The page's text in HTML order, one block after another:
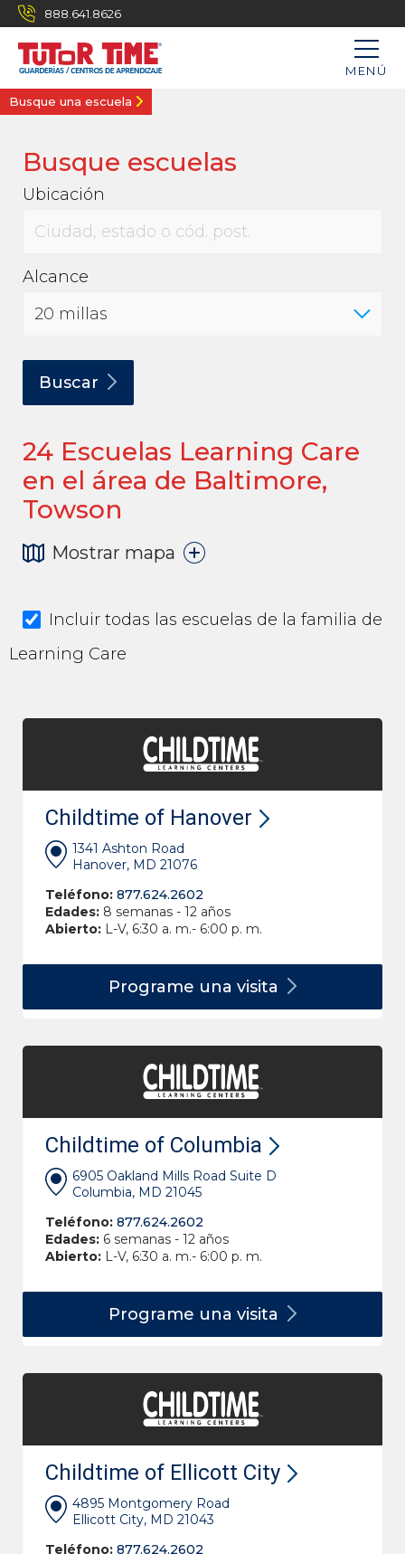
888.641.8626
MENÚ
Busque una escuela
Busque escuelas
Ubicación
Alcance
Buscar
24 Escuelas Learning Care
en el área de Baltimore,
Towson
Mostrar mapa
Incluir todas las escuelas de la familia de
Learning Care
Childtime of Hanover
1341 Ashton Road
Hanover, MD 21076
Teléfono: 877.624.2602
Edades: 8 semanas - 12 años
Abierto: L-V, 6:30 a. m.- 6:00 p. m.
Programe una visita
Childtime of Columbia
6905 Oakland Mills Road Suite D
Columbia, MD 21045
Teléfono: 877.624.2602
Edades: 6 semanas - 12 años
Abierto: L-V, 6:30 a. m.- 6:00 p. m.
Programe una visita
Childtime of Ellicott City
4895 Montgomery Road
Ellicott City, MD 21043
Teléfono: 877.624.2602